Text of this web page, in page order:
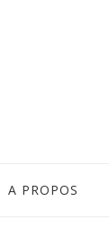
A PROPOS